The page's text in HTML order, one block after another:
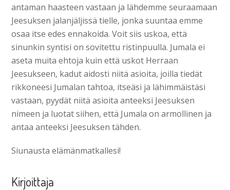
antaman haasteen vastaan ja lähdemme seuraamaan
Jeesuksen jalanjäljissä tielle, jonka suuntaa emme
osaa itse edes ennakoida. Voit siis uskoa, että
sinunkin syntisi on sovitettu ristinpuulla. Jumala ei
aseta muita ehtoja kuin että uskot Herraan
Jeesukseen, kadut aidosti niitä asioita, joilla tiedät
rikkoneesi Jumalan tahtoa, itseäsi ja lähimmäistäsi
vastaan, pyydät niitä asioita anteeksi Jeesuksen
nimeen ja luotat siihen, että Jumala on armollinen ja
antaa anteeksi Jeesuksen tähden.
Siunausta elämänmatkallesi!
Kirjoittaja